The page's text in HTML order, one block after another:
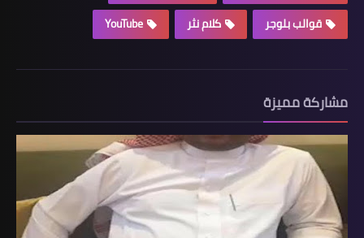
قوالب بلوجر
كلام نثر YouTube
مشاركة مميزة